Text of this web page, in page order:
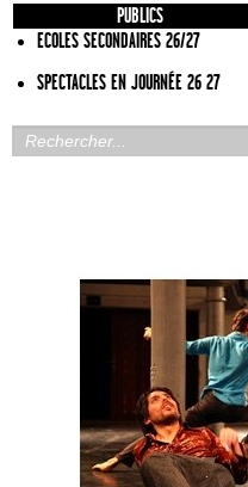
PUBLICS
ECOLES SECONDAIRES 26/27
SPECTACLES EN JOURNÉE 26 27